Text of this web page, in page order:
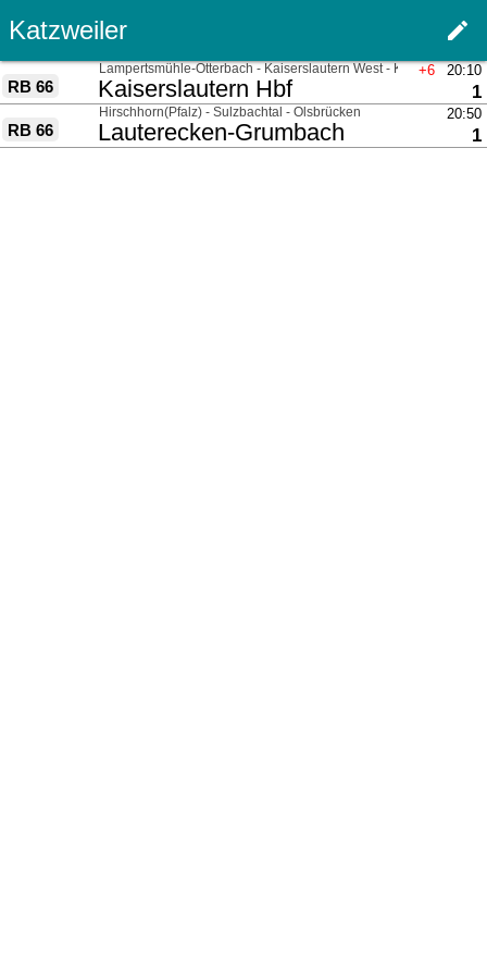
Katzweiler edit
RB 66 nach
Kaiserslautern Hbf
+6 20:10
1
über
Lampertsmühle-Otterbach - Kaiserslautern West - Kaiserslautern
RB 66 nach
Lauterecken-Grumbach
20:50
1
über
Hirschhorn(Pfalz) - Sulzbachtal - Olsbrücken